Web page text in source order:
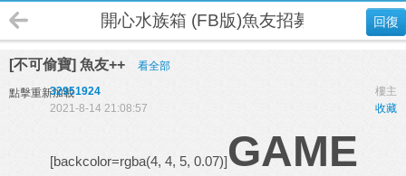
回復
開心水族箱 (FB版)魚友招募
[不可偷寶] 魚友++ 看全部
點擊重新加載 樓主
32951924
收藏
2021-8-14 21:08:57
[backcolor=rgba(4, 4, 5, 0.07)]GAME